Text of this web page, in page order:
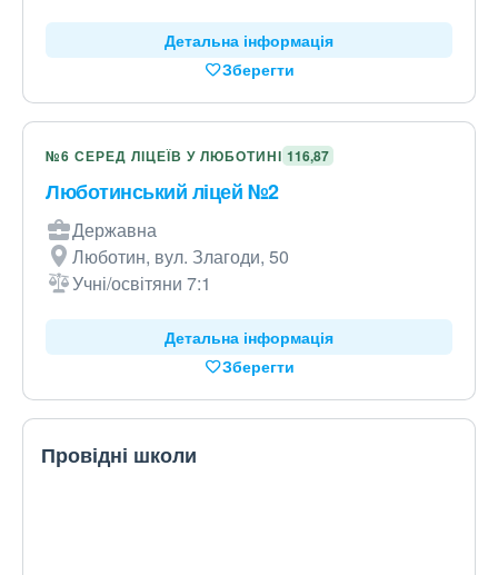
Детальна інформація
Зберегти
№6 СЕРЕД ЛІЦЕЇВ У ЛЮБОТИНІ 116,87
Люботинський ліцей №2
Державна
Люботин, вул. Злагоди, 50
Учні/освітяни 7:1
Детальна інформація
Зберегти
Провідні школи